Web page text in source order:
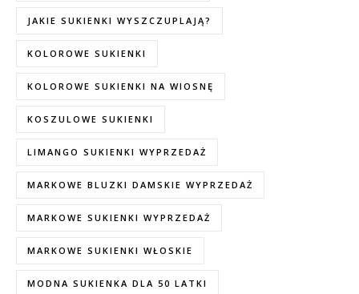
JAKIE SUKIENKI WYSZCZUPLAJĄ?
KOLOROWE SUKIENKI
KOLOROWE SUKIENKI NA WIOSNĘ
KOSZULOWE SUKIENKI
LIMANGO SUKIENKI WYPRZEDAŻ
MARKOWE BLUZKI DAMSKIE WYPRZEDAŻ
MARKOWE SUKIENKI WYPRZEDAŻ
MARKOWE SUKIENKI WŁOSKIE
MODNA SUKIENKA DLA 50 LATKI